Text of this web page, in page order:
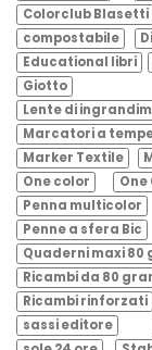
Colorclub Blasetti
compostabile
Educational libri
Giotto
Lente di
Marcatori a
Marker Textile
One color
Penna multicolor
Penne a sfera Bic
Quaderni maxi 80
Ricambi da 80
Ricambi rinforzati
sassi editore